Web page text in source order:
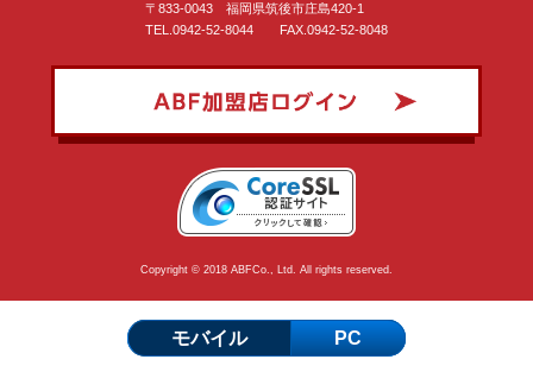
〒833-0043 福岡県筑後市庄島420-1
TEL.0942-52-8044 FAX.0942-52-8048
Copyright © 2018 ABFCo., Ltd. All rights reserved.
モバイル PC